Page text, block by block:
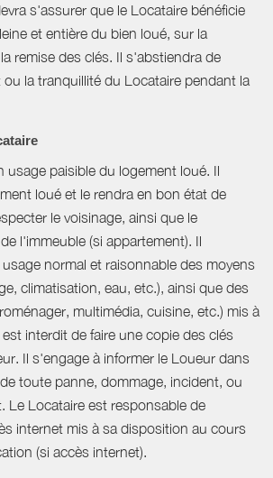
s'assurer que le Locataire bénéficie
et entière du bien loué, sur la
remise des clés. Il s'abstiendra de
la tranquillité du Locataire pendant la
usage paisible du logement loué. Il
loué et le rendra en bon état de
le voisinage, ainsi que le
l'immeuble (si appartement). Il
normal et raisonnable des moyens
climatisation, eau, etc.), ainsi que des
multimédia, cuisine, etc.) mis à
interdit de faire une copie des clés
Il s'engage à informer le Loueur dans
toute panne, dommage, incident, ou
Le Locataire est responsable de
internet mis à sa disposition au cours
(si accès internet).